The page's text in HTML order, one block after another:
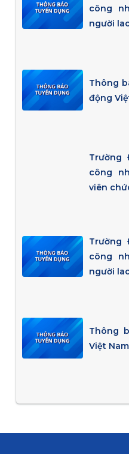
công
người
Thông
động
Trường
công
viên
Trường
công
người
Thông
Việt